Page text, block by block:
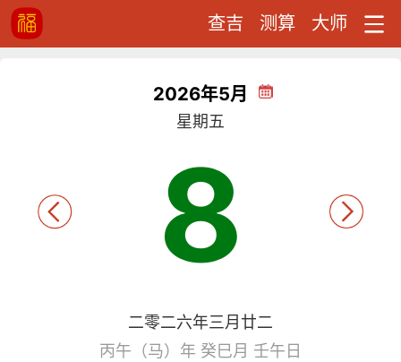
查吉 测算 大师
2026年5月
星期五
8
二零二六年三月廿二
丙午（马）年 癸巳月 壬午日